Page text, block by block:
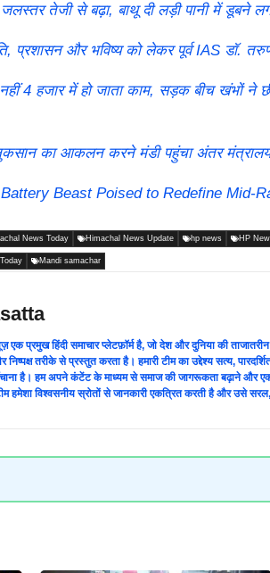
तेजी से बढ़ा, बाथू दी लड़ी पानी में डूबने
प्रशासन और भविष्य को लेकर पूर्व IAS डॉ.
4 हजार में हो जाता काम, सड़क बीच खंभों ने
का आकलन करने मंडी पहुंचा अंतर
Beast Poised to Redefine Mid-
News Today Himachal News Update hp news HP
Mandi samachar
एक प्रमुख हिंदी समाचार प्लेटफ़ॉर्म है, जो देश और दुनिया की
तरीके से प्रस्तुत करता है। हमारी टीम का उद्देश्य सत्य,
है। हम अपने कंटेंट के माध्यम से समाज की जागरूकता बढ़ाने और
हमेशा विश्वसनीय स्रोतों से जानकारी एकत्रित करती है और उसे